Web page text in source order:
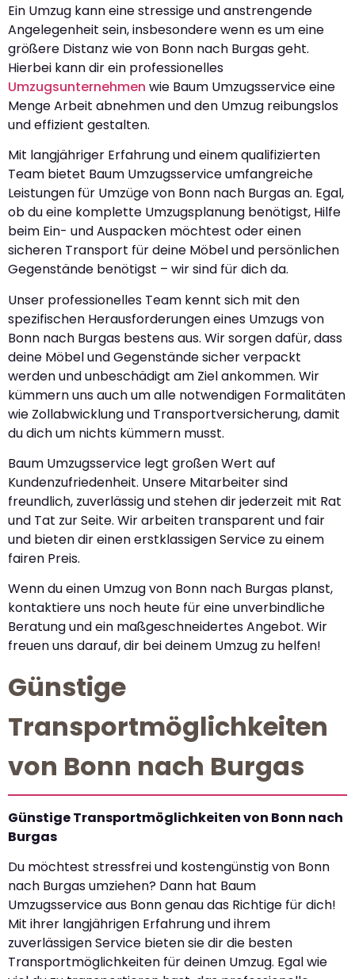
Ein Umzug kann eine stressige und anstrengende
Angelegenheit sein, insbesondere wenn es um eine
größere Distanz wie von Bonn nach Burgas geht.
Hierbei kann dir ein professionelles
Umzugsunternehmen wie Baum Umzugsservice eine
Menge Arbeit abnehmen und den Umzug reibungslos
und effizient gestalten.
Mit langjähriger Erfahrung und einem qualifizierten
Team bietet Baum Umzugsservice umfangreiche
Leistungen für Umzüge von Bonn nach Burgas an. Egal,
ob du eine komplette Umzugsplanung benötigst, Hilfe
beim Ein- und Auspacken möchtest oder einen
sicheren Transport für deine Möbel und persönlichen
Gegenstände benötigst – wir sind für dich da.
Unser professionelles Team kennt sich mit den
spezifischen Herausforderungen eines Umzugs von
Bonn nach Burgas bestens aus. Wir sorgen dafür, dass
deine Möbel und Gegenstände sicher verpackt
werden und unbeschädigt am Ziel ankommen. Wir
kümmern uns auch um alle notwendigen Formalitäten
wie Zollabwicklung und Transportversicherung, damit
du dich um nichts kümmern musst.
Baum Umzugsservice legt großen Wert auf
Kundenzufriedenheit. Unsere Mitarbeiter sind
freundlich, zuverlässig und stehen dir jederzeit mit Rat
und Tat zur Seite. Wir arbeiten transparent und fair
und bieten dir einen erstklassigen Service zu einem
fairen Preis.
Wenn du einen Umzug von Bonn nach Burgas planst,
kontaktiere uns noch heute für eine unverbindliche
Beratung und ein maßgeschneidertes Angebot. Wir
freuen uns darauf, dir bei deinem Umzug zu helfen!
Günstige
Transportmöglichkeiten
von Bonn nach Burgas
Günstige Transportmöglichkeiten von Bonn nach
Burgas
Du möchtest stressfrei und kostengünstig von Bonn
nach Burgas umziehen? Dann hat Baum
Umzugsservice aus Bonn genau das Richtige für dich!
Mit ihrer langjährigen Erfahrung und ihrem
zuverlässigen Service bieten sie dir die besten
Transportmöglichkeiten für deinen Umzug. Egal wie